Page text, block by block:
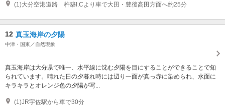
(1)大分空港道路 杵築I.Cより車で大田・豊後高田方面へ約25分
12 真玉海岸の夕陽
中津・国東／自然現象
真玉海岸は大分県で唯一、水平線に沈む夕陽を目にすることができることで知
られています。晴れた日の夕暮れ時には辺り一面が真っ赤に染められ、水面に
キラキラとオレンジ色の夕陽が写...
(1)JR宇佐駅から車で30分